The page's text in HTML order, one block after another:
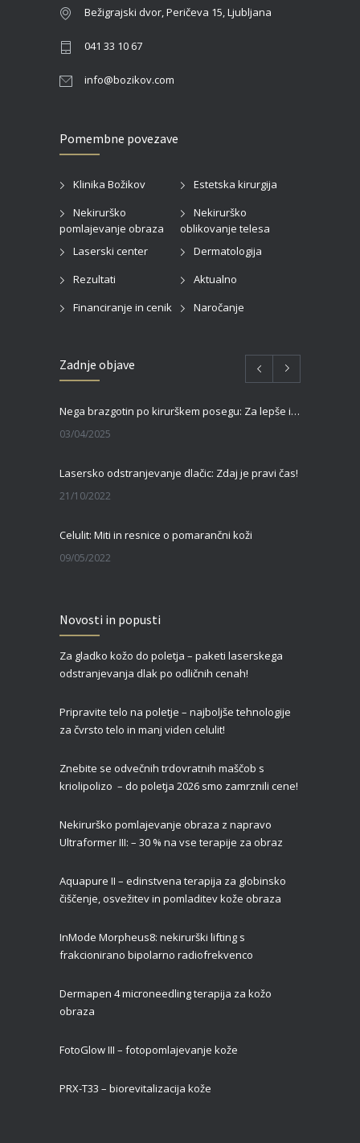
Bežigrajski dvor, Peričeva 15, Ljubljana
041 33 10 67
info@bozikov.com
Pomembne povezave
Klinika Božikov
Estetska kirurgija
Nekirurško
pomlajevanje obraza
Nekirurško
oblikovanje telesa
Laserski center
Dermatologija
Rezultati
Aktualno
Financiranje in cenik
Naročanje
Zadnje objave
Nega brazgotin po kirurškem posegu: Za lepše in hitrejše celjenje
03/04/2025
Lasersko odstranjevanje dlačic: Zdaj je pravi čas!
21/10/2022
Celulit: Miti in resnice o pomarančni koži
09/05/2022
27/02/2022
Čas je za piling!
09/01/2022
Novosti in popusti
Za gladko kožo do poletja – paketi laserskega
odstranjevanja dlak po odličnih cenah!
Pripravite telo na poletje – najboljše tehnologije
za čvrsto telo in manj viden celulit!
Znebite se odvečnih trdovratnih maščob s
kriolipolizo – do poletja 2026 smo zamrznili cene!
Nekirurško pomlajevanje obraza z napravo
Ultraformer III: – 30 % na vse terapije za obraz
Aquapure II – edinstvena terapija za globinsko
čiščenje, osvežitev in pomladitev kože obraza
InMode Morpheus8: nekirurški lifting s
frakcionirano bipolarno radiofrekvenco
Dermapen 4 microneedling terapija za kožo
obraza
FotoGlow III – fotopomlajevanje kože
PRX-T33 – biorevitalizacija kože